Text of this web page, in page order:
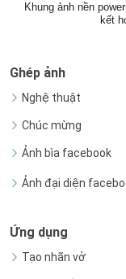
Khung ảnh nền
kết
Ghép ảnh
Nghệ thuật
Chúc mừng
Ảnh bìa facebook
Ảnh đại diện
Ứng dụng
Tạo nhãn vở